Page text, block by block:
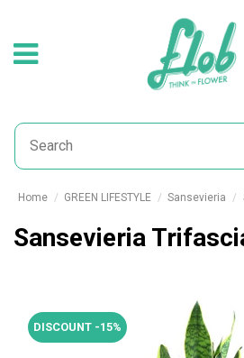
Home GREEN LIFESTYLE Sansevieria
Sansevieria
DISCOUNT -15%